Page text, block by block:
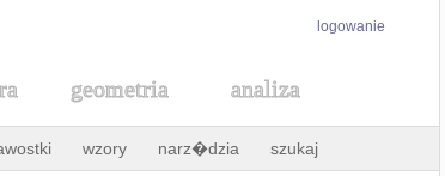
logowanie
geometria analiza
wzory narz�dzia szukaj